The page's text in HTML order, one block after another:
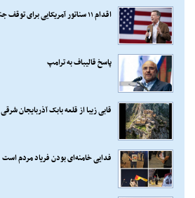
اقدام ۱۱ سناتور آمریکایی برای توقف جنگ با ایران
پاسخ قالیباف به ترامپ
قابی زیبا از قلعه بابک آذربایجان شرقی
فدایی خامنه‌ای بودن فریاد مردم است